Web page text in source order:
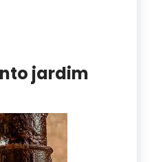
jardim